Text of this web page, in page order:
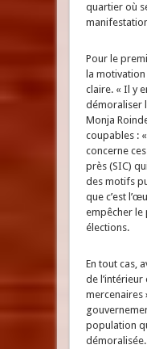
quartier où
Pour le
la
claire. « Il y
démoraliser
Monja
coupables :
concerne
près (SIC)
des motifs
que c’est
empêcher le
élections.
En tout cas,
de l’intérieur
mercenaires
population